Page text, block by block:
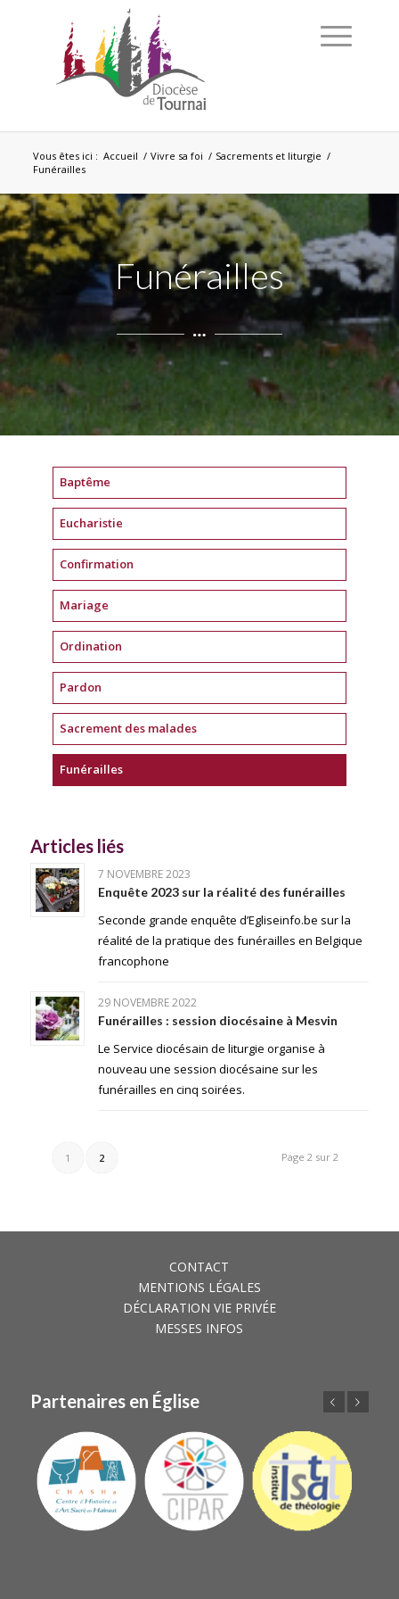
Vous êtes ici : Accueil / Vivre sa foi / Sacrements et liturgie /
Funérailles
Funérailles
Baptême
Eucharistie
Confirmation
Mariage
Ordination
Pardon
Sacrement des malades
Funérailles
Articles liés
7 NOVEMBRE 2023
Enquête 2023 sur la réalité des funérailles
Seconde grande enquête d’Egliseinfo.be sur la
réalité de la pratique des funérailles en Belgique
francophone
29 NOVEMBRE 2022
Funérailles : session diocésaine à Mesvin
Le Service diocésain de liturgie organise à
nouveau une session diocésaine sur les
funérailles en cinq soirées.
Page 2 sur 2
1 2
CONTACT
MENTIONS LÉGALES
DÉCLARATION VIE PRIVÉE
MESSES INFOS
Partenaires en Église